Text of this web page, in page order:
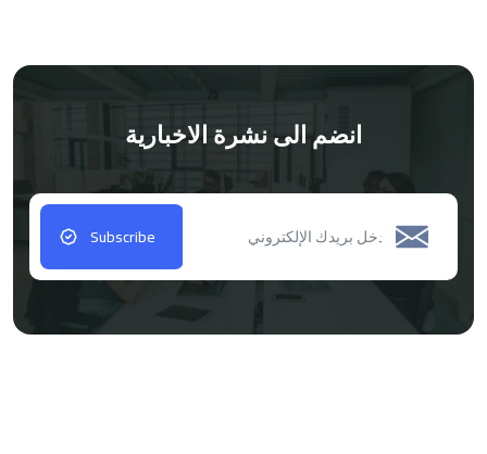
انضم الى نشرة الاخبارية
Subscribe